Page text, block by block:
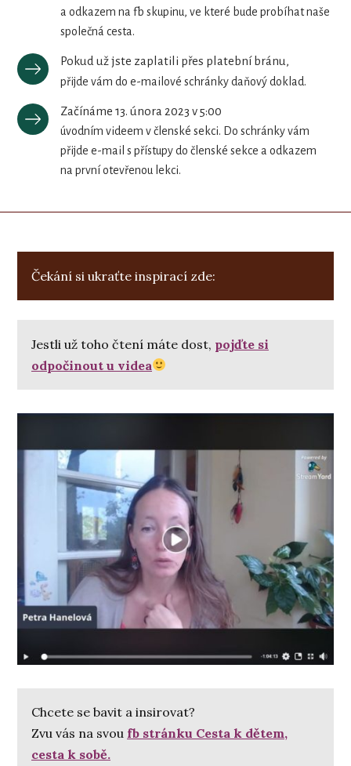
a odkazem na fb skupinu, ve které bude probíhat naše
společná cesta.
Pokud už jste zaplatili přes platební bránu,
přijde vám do e-mailové schránky daňový doklad.
Začínáme 13. února 2023 v 5:00
úvodním videem v členské sekci. Do schránky vám
přijde e-mail s přístupy do členské sekce a odkazem
na první otevřenou lekci.
Čekání si ukraťte inspirací zde:
Jestli už toho čtení máte dost, pojďte si
odpočinout u videa
Chcete se bavit a insirovat?
Zvu vás na svou fb stránku Cesta k dětem,
cesta k sobě.